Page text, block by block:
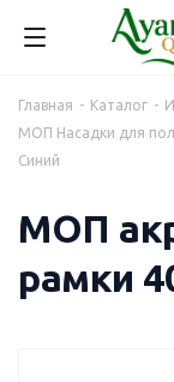
Главная - Каталог -
МОП Насадки для
Синий
МОП
рамки